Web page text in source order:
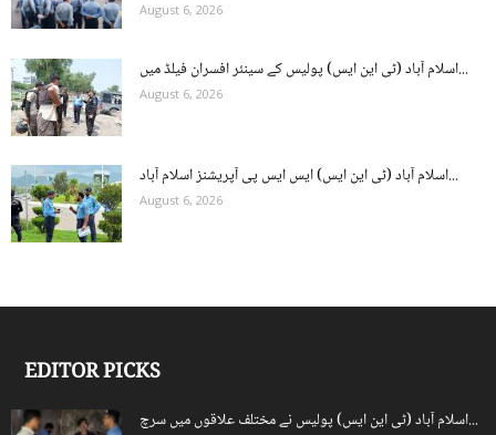
August 6, 2026
اسلام آباد (ٹی این ایس) پولیس کے سینئر افسران فیلڈ میں...
August 6, 2026
اسلام آباد (ٹی این ایس) ایس ایس پی آپریشنز اسلام آباد...
August 6, 2026
EDITOR PICKS
اسلام آباد (ٹی این ایس) پولیس نے مختلف علاقوں میں سرچ...